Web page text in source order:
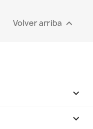
Volver arriba 

